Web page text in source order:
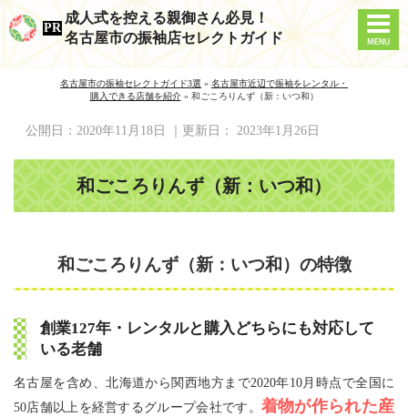
成人式を控える親御さん必見！
名古屋市の振袖店セレクトガイド
名古屋市の振袖セレクトガイド3選 » 名古屋市近辺で振袖をレンタル・
購入できる店舗を紹介» 和ごころりんず（新：いつ和）
公開日： 2020年11月18日 ｜更新日： 2023年1月26日
和ごころりんず（新：いつ和）
和ごころりんず（新：いつ和）の特徴
創業127年・レンタルと購入どちらにも対応して
いる老舗
名古屋を含め、北海道から関西地方まで2020年10月時点で全国に
50店舗以上を経営するグループ会社です。 着物が作られた産